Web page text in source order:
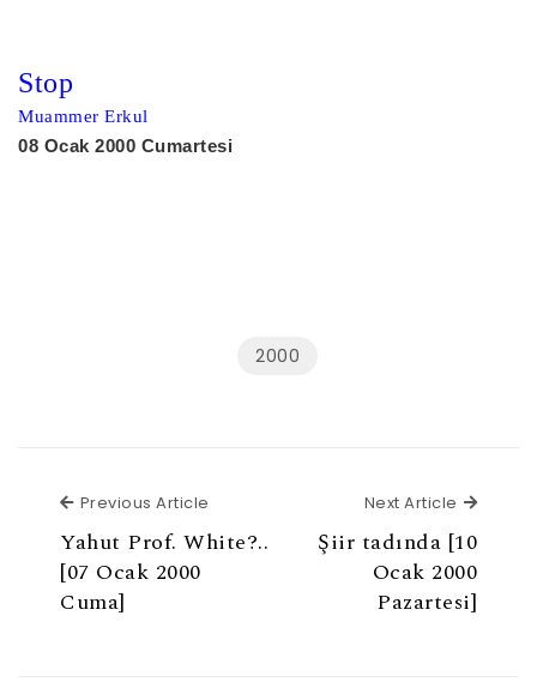
Stop
Muammer Erkul
08 Ocak 2000 Cumartesi
2000
Previous Article
Yahut Prof. White?..
[07 Ocak 2000
Cuma]
Next Article Next
Şiir tadında [10
Ocak 2000
Pazartesi]